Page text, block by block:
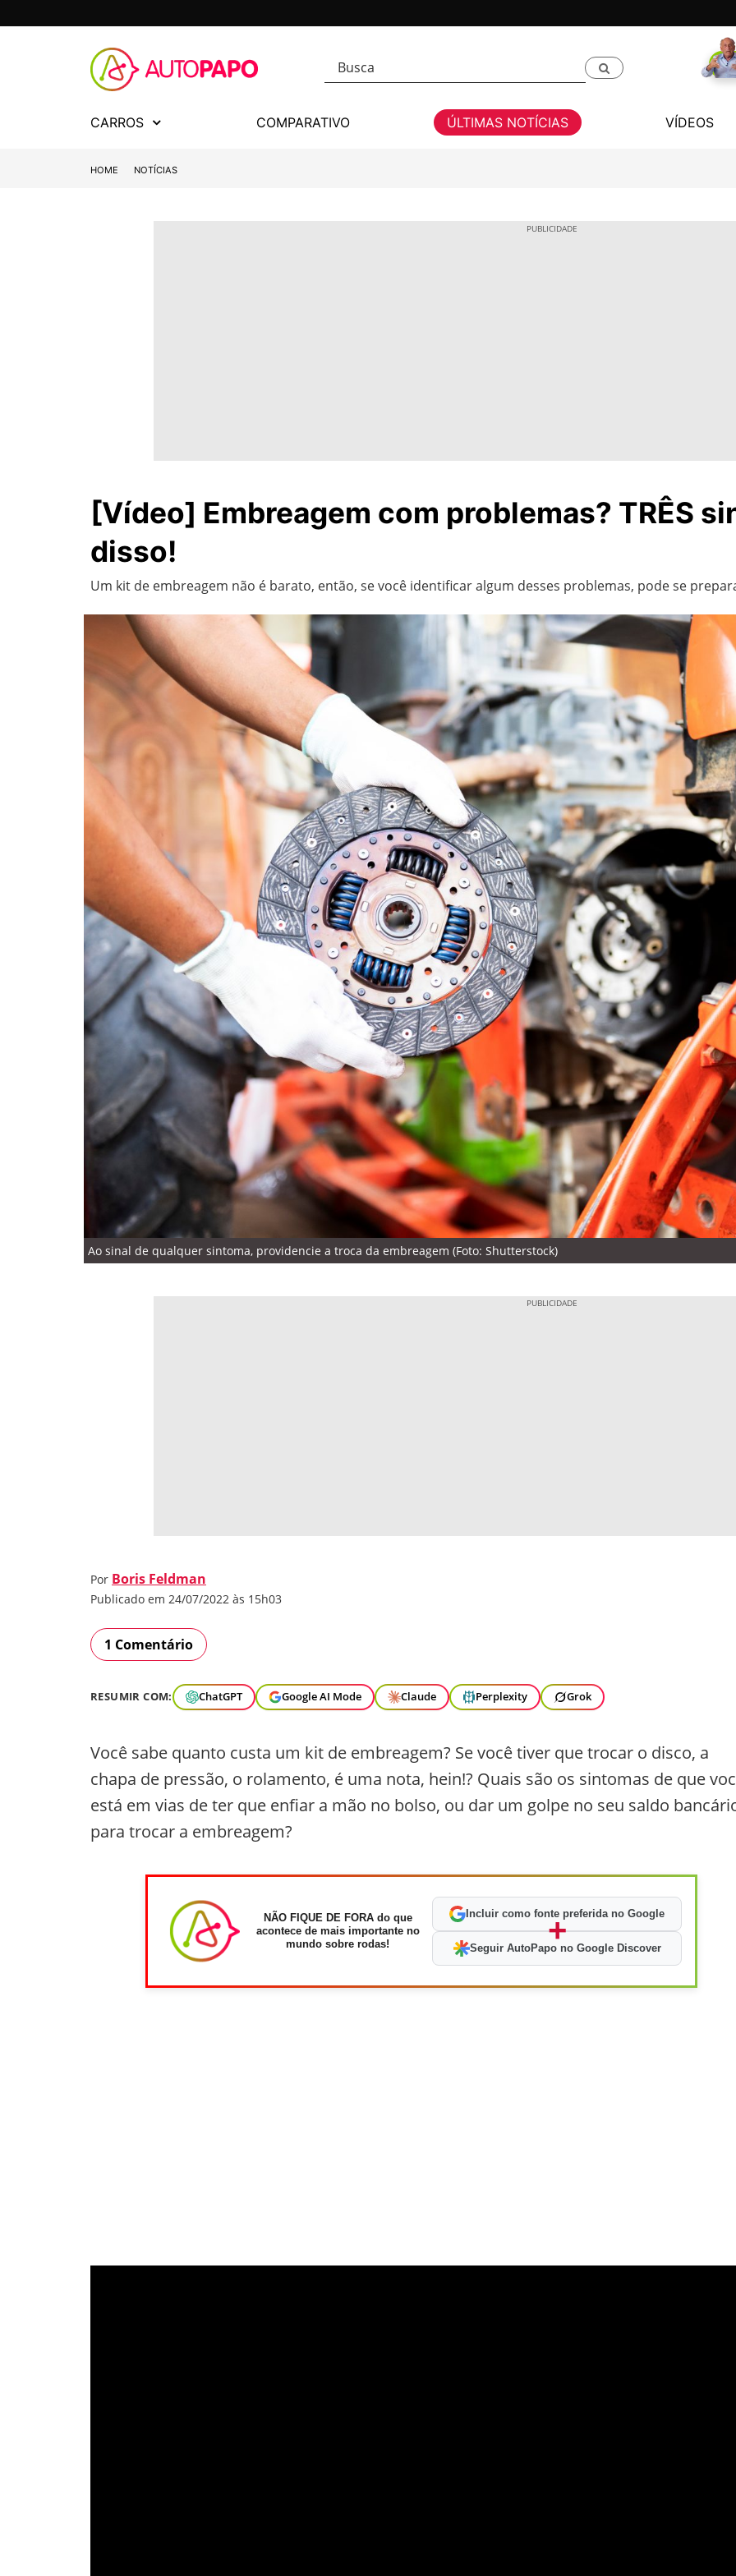
CARROS COMPARATIVO ÚLTIMAS NOTÍCIAS VÍDEOS
HOME NOTÍCIAS
[Vídeo] Embreagem com problemas? TRÊS
disso!
Um kit de embreagem não é barato, então, se você identificar algum desses problemas, pode se
Ao sinal de qualquer sintoma, providencie a troca da embreagem (Foto: Shutterstock)
Por Boris Feldman
Publicado em 24/07/2022 às 15h03
1 Comentário
RESUMIR COM: ChatGPT Google AI Mode Claude Perplexity Grok
Você sabe quanto custa um kit de embreagem? Se você tiver que trocar o disco, a
chapa de pressão, o rolamento, é uma nota, hein!? Quais são os sintomas de que
está em vias de ter que enfiar a mão no bolso, ou dar um golpe no seu saldo
para trocar a embreagem?
NÃO FIQUE DE FORA do que
acontece de mais importante no
mundo sobre rodas!
Incluir como fonte preferida no Google
+
Seguir AutoPapo no Google Discover